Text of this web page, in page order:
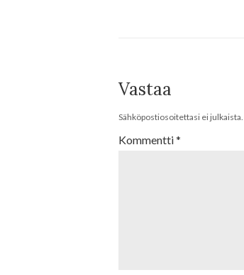
Vastaa
Sähköpostiosoitettasi ei julkaista.
Kommentti*